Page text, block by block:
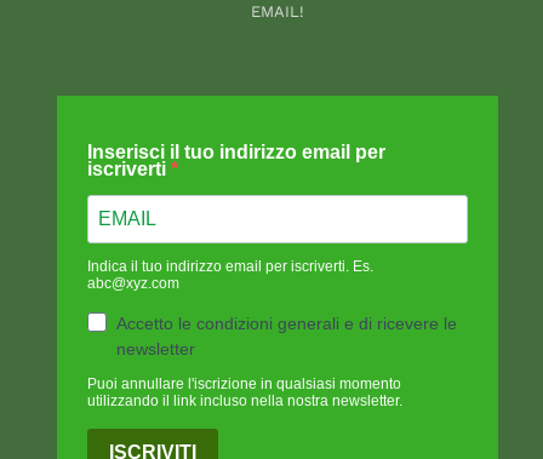
EMAIL!
Inserisci il tuo indirizzo email per
iscriverti
Indica il tuo indirizzo email per iscriverti. Es.
abc@xyz.com
Accetto le condizioni generali e di ricevere le
newsletter
Puoi annullare l'iscrizione in qualsiasi momento
utilizzando il link incluso nella nostra newsletter.
ISCRIVITI